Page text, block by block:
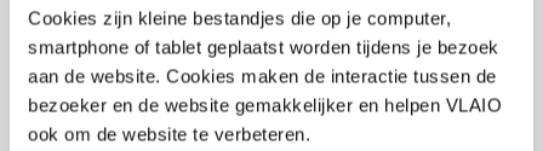
Cookies zijn kleine bestandjes die op je computer,
smartphone of tablet geplaatst worden tijdens je bezoek
aan de website. Cookies maken de interactie tussen de
bezoeker en de website gemakkelijker en helpen VLAIO
ook om de website te verbeteren.
Bedrijfsadviseur Kris Honraet bespreekt samen met
Eveline Borgermans het boek Building Distinctive Brand
Assets van Jenni Romaniuk.
Podcast beluisteren